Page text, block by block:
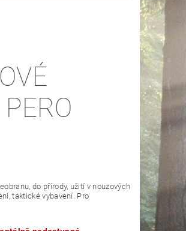
do přírody, užití v nouzových
taktické vybavení. Pro